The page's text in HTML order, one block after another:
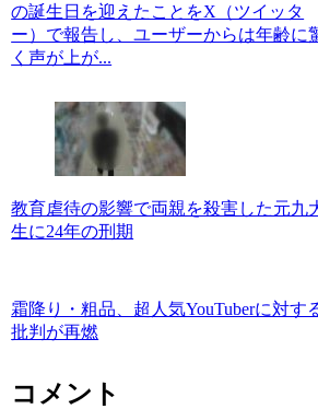
の誕生日を迎えたことをX（ツイッタ
ー）で報告し、ユーザーからは年齢に
く声が上が...
教育虐待の影響で両親を殺害した元九
生に24年の刑期
霜降り・粗品、超人気YouTuberに対す
批判が再燃
コメント